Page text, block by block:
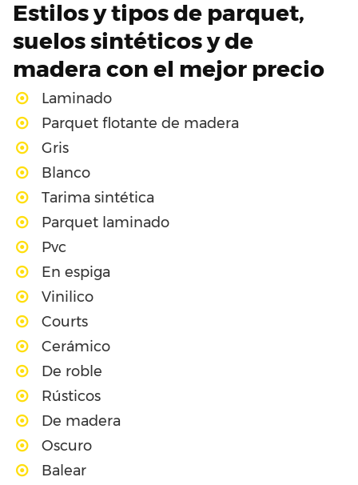
Estilos y tipos de parquet,
suelos sintéticos y de
madera con el mejor precio
Laminado
Parquet flotante de madera
Gris
Blanco
Tarima sintética
Parquet laminado
Pvc
En espiga
Vinilico
Courts
Cerámico
De roble
Rústicos
De madera
Oscuro
Balear